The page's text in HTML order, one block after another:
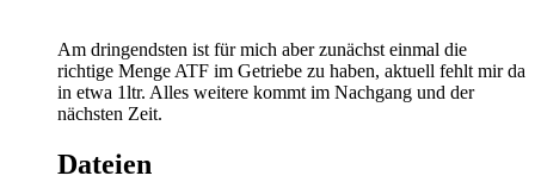
Am dringendsten ist für mich aber zunächst einmal die
richtige Menge ATF im Getriebe zu haben, aktuell fehlt mir da
in etwa 1ltr. Alles weitere kommt im Nachgang und der
nächsten Zeit.
Dateien